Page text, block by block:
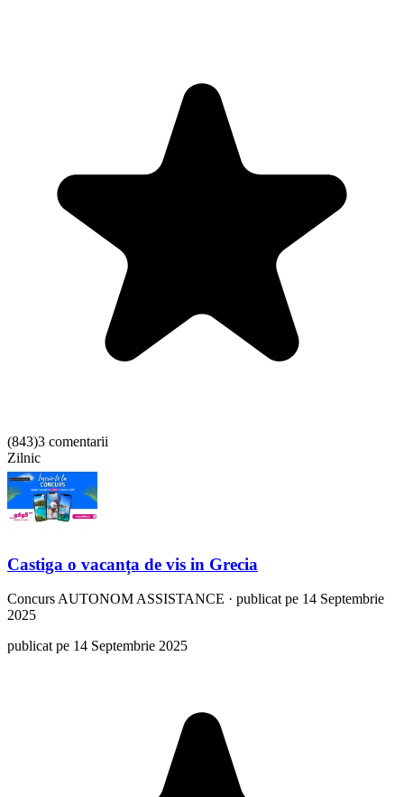
(843)3 comentarii
Zilnic
Castiga o vacanța de vis in Grecia
Concurs AUTONOM ASSISTANCE · publicat pe 14 Septembrie
2025
publicat pe 14 Septembrie 2025